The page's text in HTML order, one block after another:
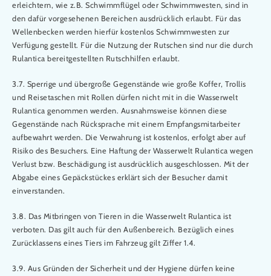
erleichtern, wie z.B. Schwimmflügel oder Schwimmwesten, sind in
den dafür vorgesehenen Bereichen ausdrücklich erlaubt. Für das
Wellenbecken werden hierfür kostenlos Schwimmwesten zur
Verfügung gestellt. Für die Nutzung der Rutschen sind nur die durch
Rulantica bereitgestellten Rutschhilfen erlaubt.
3.7. Sperrige und übergroße Gegenstände wie große Koffer, Trollis
und Reisetaschen mit Rollen dürfen nicht mit in die Wasserwelt
Rulantica genommen werden. Ausnahmsweise können diese
Gegenstände nach Rücksprache mit einem Empfangsmitarbeiter
aufbewahrt werden. Die Verwahrung ist kostenlos, erfolgt aber auf
Risiko des Besuchers. Eine Haftung der Wasserwelt Rulantica wegen
Verlust bzw. Beschädigung ist ausdrücklich ausgeschlossen. Mit der
Abgabe eines Gepäckstückes erklärt sich der Besucher damit
einverstanden.
3.8. Das Mitbringen von Tieren in die Wasserwelt Rulantica ist
verboten. Das gilt auch für den Außenbereich. Bezüglich eines
Zurücklassens eines Tiers im Fahrzeug gilt Ziffer 1.4.
3.9. Aus Gründen der Sicherheit und der Hygiene dürfen keine